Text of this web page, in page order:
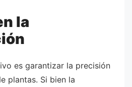
la
es garantizar la precisión
plantas. Si bien la